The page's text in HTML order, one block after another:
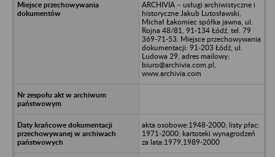
ARCHIVIA – usługi archiwistyczne i
historyczne Jakub Lutosławski,
Michał Łakomiec spółka jawna, ul.
Rojna 48/81, 91-134 Łódź, tel. 79
369-71-53. Miejsce przechowywania
dokumentacji: 91-203 Łódź, ul.
Ludowa 29, adres mailowy:
biuro@archivia.com.pl,
www.archivia.com
akta osobowe:1948-2000; listy płac:
1971-2000; kartoteki wynagrodzeń
za lata:1979,1989-2000